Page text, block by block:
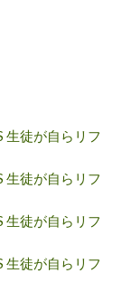
生徒が自らリフ
生徒が自らリフ
生徒が自らリフ
生徒が自らリフ